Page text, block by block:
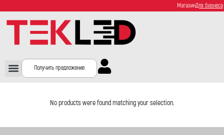
МагазинДля бизнеса
Получить предложение
No products were found matching your selection.